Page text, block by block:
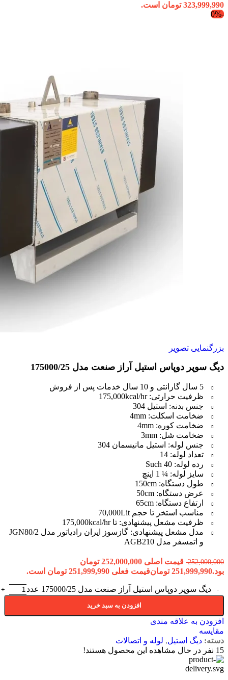
323,999,990 تومان است.
-0%
بزرگنمایی تصویر
دیگ سوپر دوپاس استیل آراز صنعت مدل 175000/25
5 سال گارانتی و 10 سال خدمات پس از فروش
ظرفیت حرارتی: 175,000kcal/hr
جنس بدنه: استیل 304
ضخامت اسکلت: 4mm
ضخامت کوره: 4mm
ضخامت شل: 3mm
جنس لوله: استیل مانیسمان 304
تعداد لوله: 14
رده لوله: Such 40
سایز لوله: ¼ 1 اینچ
طول دستگاه: 150cm
عرض دستگاه: 50cm
ارتفاع دستگاه: 65cm
مناسب استخر تا حجم 70,000Lit
ظرفیت مشعل پیشنهادی: تا 175,000kcal/hr
مدل مشعل پیشنهادی: گازسوز ایران رادیاتور مدل JGN80/2
و اتمسفر مدل AGB210
252,000,000
قیمت اصلی 252,000,000 تومان
بود.251,999,990 تومانقیمت فعلی 251,999,990 تومان است.
دیگ سوپر دوپاس استیل آراز صنعت مدل 175000/25 عدد
افزودن به سبد خرید
افزودن به علاقه مندی
مقایسه
دسته: دیگ استیل, لوله و اتصالات
15 نفر در حال مشاهده این محصول هستند!